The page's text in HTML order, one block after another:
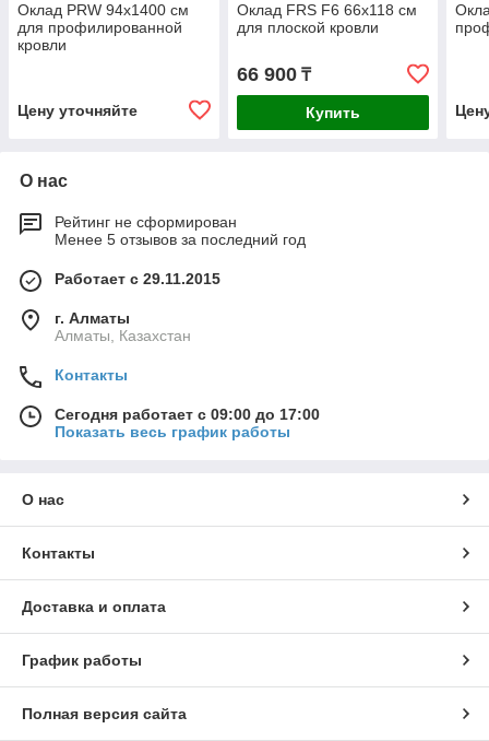
Оклад PRW 94х1400 см
для профилированной
кровли
Цену уточняйте
Оклад FRS F6 66х118 см
для плоской кровли
66 900₸
Купить
О нас
Рейтинг не сформирован
Менее 5 отзывов за последний год
Работает с 29.11.2015
г. Алматы
Алматы, Казахстан
Контакты
Сегодня работает с 09:00 до 17:00
Показать весь график работы
О нас
Контакты
Доставка и оплата
График работы
Полная версия сайта